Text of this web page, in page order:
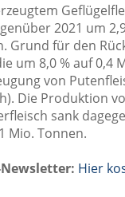
2021 um
Grund für den
um 8,0 % auf 0,4
von
Die Produktion
sank
Mio. Tonnen.
Hier